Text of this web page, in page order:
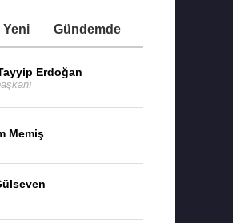
Yeni Gündemde
Erdoğan
Memiş